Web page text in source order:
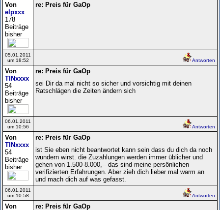
Von
elpxxx
178
Beiträge
bisher
re: Preis für GaOp
05.01.2011
um 18:52
Antworten
Von
TINxxxx
54
Beiträge
bisher
re: Preis für GaOp
sei Dir da mal nicht so sicher und vorsichtig mit deinen
Ratschlägen die Zeiten ändern sich
06.01.2011
um 10:56
Antworten
Von
TINxxxx
54
Beiträge
bisher
re: Preis für GaOp
ist Sie eben nicht beantwortet kann sein dass du dich da noch
wundern wirst. die Zuzahlungen werden immer üblicher und
gehen von 1.500-8.000,-- das sind meine persönlichen
verifizierten Erfahrungen. Aber zieh dich lieber mal warm an
und mach dich auf was gefasst.
06.01.2011
um 10:58
Antworten
Von
re: Preis für GaOp